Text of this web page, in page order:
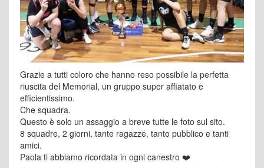
Grazie a tutti coloro che hanno reso possibile la perfetta
riuscita del Memorial, un gruppo super affiatato e
efficientissimo.
Che squadra.
Questo è solo un assaggio a breve tutte le foto sul sito.
8 squadre, 2 giorni, tante ragazze, tanto pubblico e tanti
amici.
Paola ti abbiamo ricordata in ogni canestro ❤️